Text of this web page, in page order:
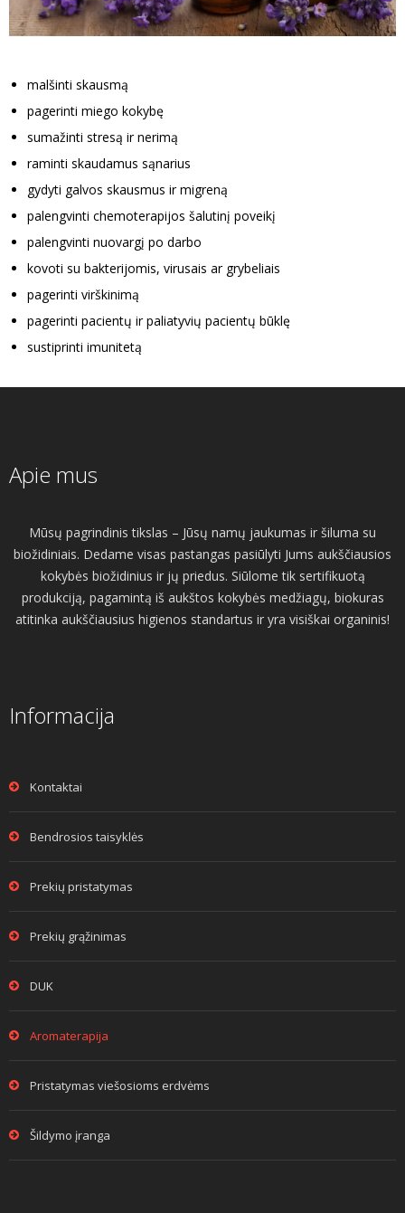
malšinti skausmą
pagerinti miego kokybę
sumažinti stresą ir nerimą
raminti skaudamus sąnarius
gydyti galvos skausmus ir migreną
palengvinti chemoterapijos šalutinį poveikį
palengvinti nuovargį po darbo
kovoti su bakterijomis, virusais ar grybeliais
pagerinti virškinimą
pagerinti pacientų ir paliatyvių pacientų būklę
sustiprinti imunitetą
Apie mus
Mūsų pagrindinis tikslas – Jūsų namų jaukumas ir šiluma su
biožidiniais. Dedame visas pastangas pasiūlyti Jums aukščiausios
kokybės biožidinius ir jų priedus. Siūlome tik sertifikuotą
produkciją, pagamintą iš aukštos kokybės medžiagų, biokuras
atitinka aukščiausius higienos standartus ir yra visiškai organinis!
Informacija
Kontaktai
Bendrosios taisyklės
Prekių pristatymas
Prekių grąžinimas
DUK
Aromaterapija
Pristatymas viešosioms erdvėms
Šildymo įranga